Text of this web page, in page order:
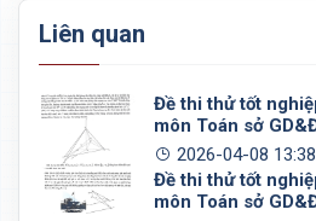
Liên quan
Đề thi thử tốt
môn Toán sở
2026-04-08
Đề thi thử tốt
môn Toán sở